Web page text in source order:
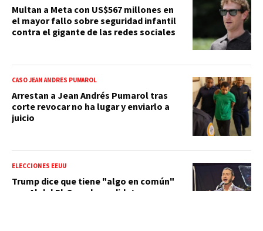
Multan a Meta con US$567 millones en
el mayor fallo sobre seguridad infantil
contra el gigante de las redes sociales
CASO JEAN ANDRÉS PUMAROL
Arrestan a Jean Andrés Pumarol tras
corte revocar no ha lugar y enviarlo a
juicio
ELECCIONES EEUU
Trump dice que tiene "algo en común"
con Abdul El-Sayed, candidato